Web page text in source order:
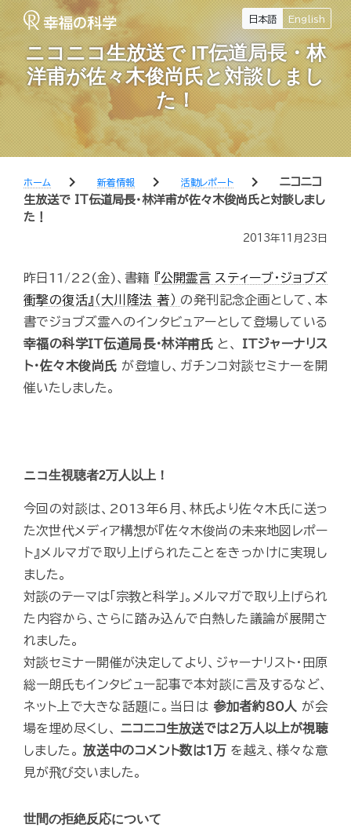
日本語 English
ニコニコ生放送で IT伝道局長・林
洋甫が佐々木俊尚氏と対談しまし
た！
ホーム chevron_right 新着情報 chevron_right 活動レポート chevron_right
ニコニコ
生放送で IT伝道局長・林洋甫が佐々木俊尚氏と対談しまし
た！
2013年11月23日
昨日11/22(金)、書籍
『公開霊言 スティーブ・ジョブズ
衝撃の復活』（大川隆法 著） の発刊記念企画として、本
書でジョブズ霊へのインタビュアーとして登場している
幸福の科学IT伝道局長・林洋甫氏 と、 ITジャーナリス
ト・佐々木俊尚氏 が登壇し、ガチンコ対談セミナーを開
催いたしました。
ニコ生視聴者2万人以上！
今回の対談は、2013年6月、林氏より佐々木氏に送っ
た次世代メディア構想が『佐々木俊尚の未来地図レポー
ト』メルマガで取り上げられたことをきっかけに実現し
ました。
対談のテーマは「宗教と科学」。メルマガで取り上げられ
た内容から、さらに踏み込んで白熱した議論が展開さ
れました。
対談セミナー開催が決定してより、ジャーナリスト・田原
総一朗氏もインタビュー記事で本対談に言及するなど、
ネット上で大きな話題に。当日は 参加者約80人 が会
場を埋め尽くし、 ニコニコ生放送では2万人以上が視聴
しました。放送中のコメント数は1万 を越え、様々な意
見が飛び交いました。
世間の拒絶反応について